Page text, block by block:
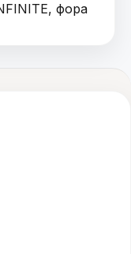
фора